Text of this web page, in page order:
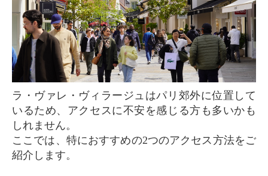
ラ・ヴァレ・ヴィラージュはパリ郊外に位置して
いるため、アクセスに不安を感じる方も多いかも
しれません。
ここでは、特におすすめの2つのアクセス方法をご
紹介します。